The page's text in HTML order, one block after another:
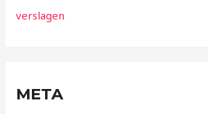
verslagen
META